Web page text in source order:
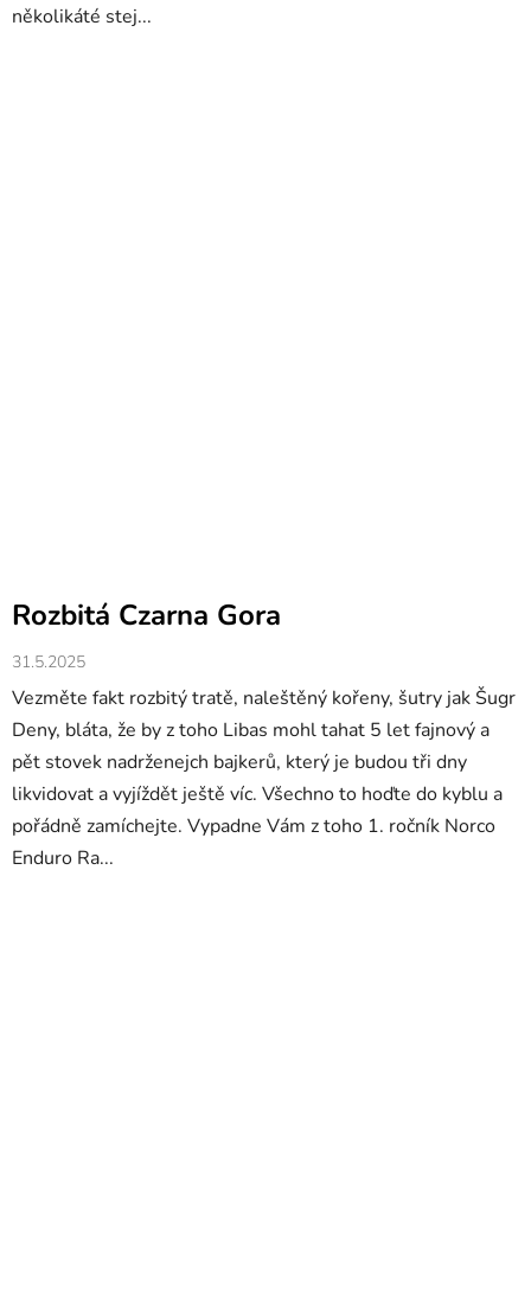
několikáté stej...
Rozbitá Czarna Gora
31.5.2025
Vezměte fakt rozbitý tratě, naleštěný kořeny, šutry jak Šugr
Deny, bláta, že by z toho Libas mohl tahat 5 let fajnový a
pět stovek nadrženejch bajkerů, který je budou tři dny
likvidovat a vyjíždět ještě víc. Všechno to hoďte do kyblu a
pořádně zamíchejte. Vypadne Vám z toho 1. ročník Norco
Enduro Ra...